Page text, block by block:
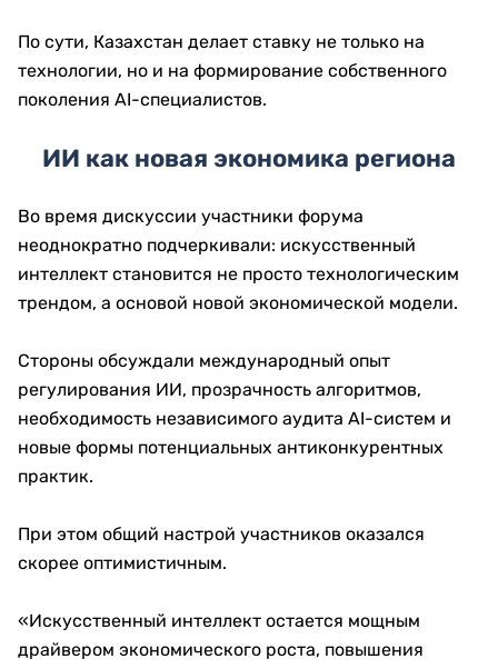
По сути, Казахстан делает ставку не только на
технологии, но и на формирование собственного
поколения AI-специалистов.
ИИ как новая экономика региона
Во время дискуссии участники форума
неоднократно подчеркивали: искусственный
интеллект становится не просто технологическим
трендом, а основой новой экономической модели.
Стороны обсуждали международный опыт
регулирования ИИ, прозрачность алгоритмов,
необходимость независимого аудита AI-систем и
новые формы потенциальных антиконкурентных
практик.
При этом общий настрой участников оказался
скорее оптимистичным.
«Искусственный интеллект остается мощным
драйвером экономического роста, повышения